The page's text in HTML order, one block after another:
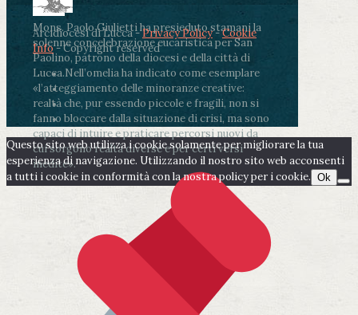
Mons. Paolo Giulietti ha presieduto stamani la
solenne concelebrazione eucaristica per San
Paolino, patrono della diocesi e della città di
Lucca.Nell’omelia ha indicato come esemplare
«l’atteggiamento delle minoranze creative:
realtà che, pur essendo piccole e fragili, non si
fanno bloccare dalla situazione di crisi, ma sono
capaci di intuire e praticare percorsi nuovi da
cui sorgono realtà diverse e per certi versi
inedite».
Arcidiocesi di Lucca -Privacy Policy-Cookie
Info- Copyright reserved
Questo sito web utilizza i cookie solamente per migliorare la tua
esperienza di navigazione. Utilizzando il nostro sito web acconsenti
a tutti i cookie in conformità con la nostra policy per i cookie. Ok